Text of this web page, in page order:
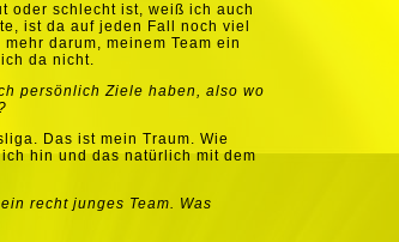
oder schlecht ist, weiß ich auch
ist da auf jeden Fall noch viel
darum, meinem Team ein
da nicht.
persönlich Ziele haben, also wo
Das ist mein Traum. Wie
hin und das natürlich mit dem
recht junges Team. Was